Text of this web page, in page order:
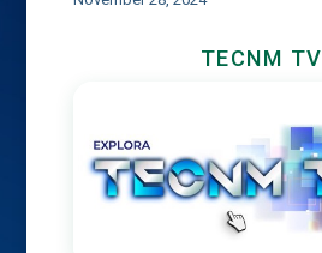
TECNM TV